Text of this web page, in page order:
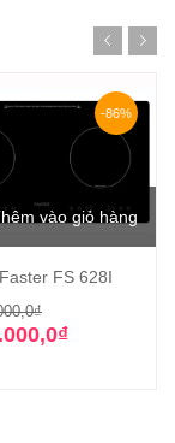
-86%
vào giỏ hàng
FS 628I
₫Giá
gốc
₫
Giá
hiện